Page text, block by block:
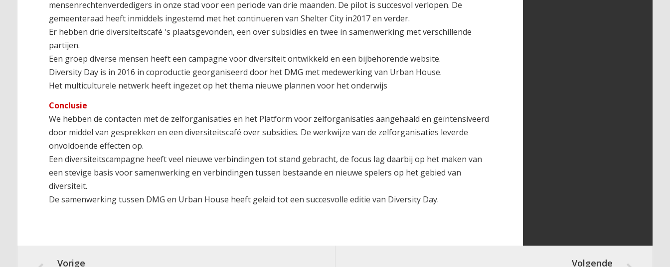
mensenrechtenverdedigers in onze stad voor een periode van drie maanden. De pilot is succesvol verlopen. De
gemeenteraad heeft inmiddels ingestemd met het continueren van Shelter City in2017 en verder.
Er hebben drie diversiteitscafé 's plaatsgevonden, een over subsidies en twee in samenwerking met verschillende
partijen.
Een groep diverse mensen heeft een campagne voor diversiteit ontwikkeld en een bijbehorende website.
Diversity Day is in 2016 in coproductie georganiseerd door het DMG met medewerking van Urban House.
Het multiculturele netwerk heeft ingezet op het thema nieuwe plannen voor het onderwijs
Conclusie
We hebben de contacten met de zelforganisaties en het Platform voor zelforganisaties aangehaald en geïntensiveerd
door middel van gesprekken en een diversiteitscafé over subsidies. De werkwijze van de zelforganisaties leverde
onvoldoende effecten op.
Een diversiteitscampagne heeft veel nieuwe verbindingen tot stand gebracht, de focus lag daarbij op het maken van
een stevige basis voor samenwerking en verbindingen tussen bestaande en nieuwe spelers op het gebied van
diversiteit.
De samenwerking tussen DMG en Urban House heeft geleid tot een succesvolle editie van Diversity Day.
Vorige Volgende